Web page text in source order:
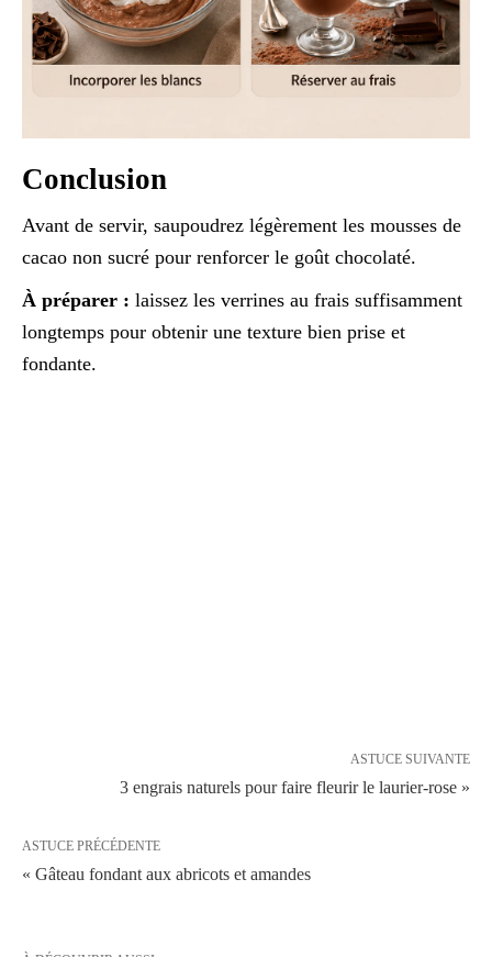
Conclusion
Avant de servir, saupoudrez légèrement les mousses de
cacao non sucré pour renforcer le goût chocolaté.
À préparer : laissez les verrines au frais suffisamment
longtemps pour obtenir une texture bien prise et
fondante.
ASTUCE SUIVANTE
3 engrais naturels pour faire fleurir le laurier-rose »
ASTUCE PRÉCÉDENTE
« Gâteau fondant aux abricots et amandes